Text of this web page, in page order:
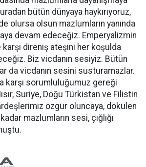
bütün dünyaya haykırıyoruz,
olursa olsun mazlumların yanında
devam edeceğiz. Emperyalizmin
direniş ateşini her koşulda
Biz vicdanın sesiyiz. Bütün
da vicdanın sesini susturamazlar.
karşı sorumluluğumuz gereği
Suriye, Doğu Türkistan ve Filistin
özgür oluncaya, dökülen
mazlumların sesi, çığlığı